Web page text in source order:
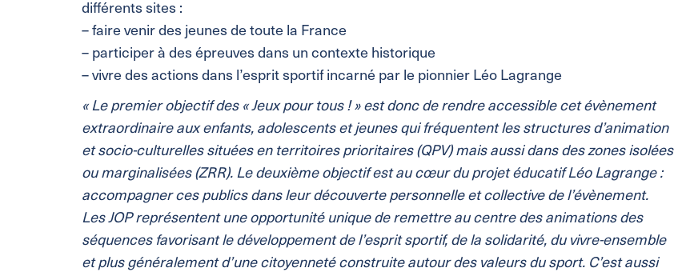
différents sites :
– faire venir des jeunes de toute la France
– participer à des épreuves dans un contexte historique
– vivre des actions dans l’esprit sportif incarné par le pionnier Léo Lagrange
« Le premier objectif des « Jeux pour tous ! » est donc de rendre accessible cet évènement
extraordinaire aux enfants, adolescents et jeunes qui fréquentent les structures d’animation
et socio-culturelles situées en territoires prioritaires (QPV) mais aussi dans des zones isolées
ou marginalisées (ZRR). Le deuxième objectif est au cœur du projet éducatif Léo Lagrange :
accompagner ces publics dans leur découverte personnelle et collective de l’évènement.
Les JOP représentent une opportunité unique de remettre au centre des animations des
séquences favorisant le développement de l’esprit sportif, de la solidarité, du vivre-ensemble
et plus généralement d’une citoyenneté construite autour des valeurs du sport. C’est aussi